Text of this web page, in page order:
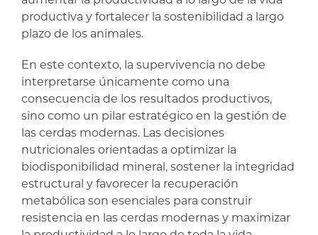
productiva y fortalecer la sostenibilidad a largo
plazo de los animales.
En este contexto, la supervivencia no debe
interpretarse únicamente como una
consecuencia de los resultados productivos,
sino como un pilar estratégico en la gestión de
las cerdas modernas. Las decisiones
nutricionales orientadas a optimizar la
biodisponibilidad mineral, sostener la integridad
estructural y favorecer la recuperación
metabólica son esenciales para construir
resistencia en las cerdas modernas y maximizar